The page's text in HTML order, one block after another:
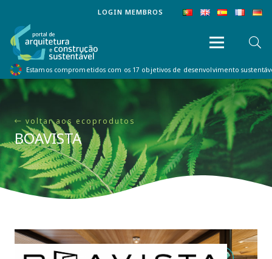
LOGIN MEMBROS
Estamos comprometidos com os 17 objetivos de desenvolvimento
voltar aos ecoprodutos
BOAVISTA